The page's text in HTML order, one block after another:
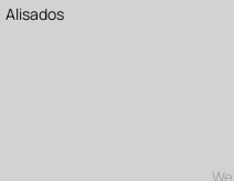
Alisados